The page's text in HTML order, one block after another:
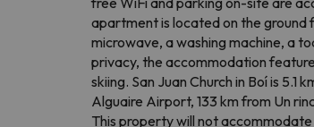
apartment is located on the ground
microwave, a washing machine, a
privacy, the accommodation
skiing. San Juan Church in Boí is
Alguaire Airport, 133 km from Un
This property will not